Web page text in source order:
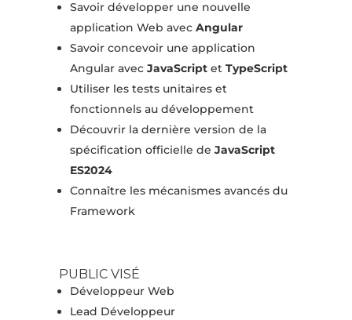
Savoir développer une nouvelle
application Web avec Angular
Savoir concevoir une application
Angular avec JavaScriptetTypeScript
Utiliser les tests unitaires et
fonctionnels au développement
Découvrir la dernière version de la
spécification officielle de JavaScript
ES2024
Connaître les mécanismes avancés du
Framework
PUBLIC VISÉ
Développeur Web
Lead Développeur